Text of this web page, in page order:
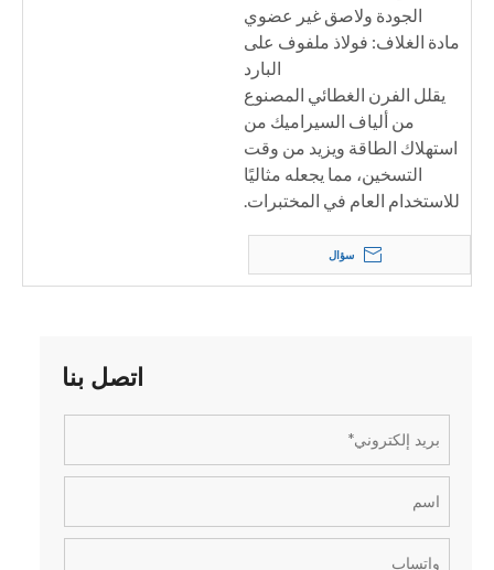
الجودة ولاصق غير عضوي
مادة الغلاف: فولاذ ملفوف على
البارد
يقلل الفرن الغطائي المصنوع
من ألياف السيراميك من
استهلاك الطاقة ويزيد من وقت
التسخين، مما يجعله مثاليًا
للاستخدام العام في المختبرات.
سؤال
اتصل بنا